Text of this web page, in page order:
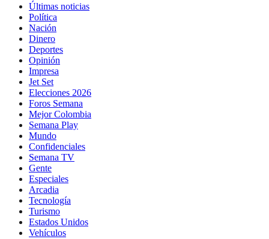
Últimas noticias
Política
Nación
Dinero
Deportes
Opinión
Impresa
Jet Set
Elecciones 2026
Foros Semana
Mejor Colombia
Semana Play
Mundo
Confidenciales
Semana TV
Gente
Especiales
Arcadia
Tecnología
Turismo
Estados Unidos
Vehículos